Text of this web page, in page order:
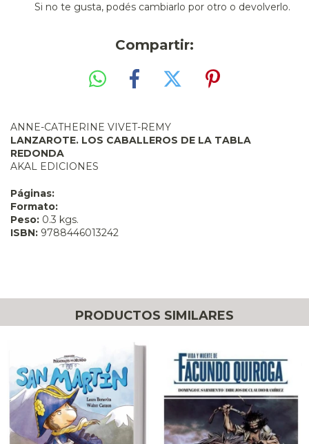
Si no te gusta, podés cambiarlo por otro o devolverlo.
Compartir:
ANNE-CATHERINE VIVET-REMY
LANZAROTE. LOS CABALLEROS DE LA TABLA
REDONDA
AKAL EDICIONES
Páginas:
Formato:
Peso: 0.3 kgs.
ISBN: 9788446013242
PRODUCTOS SIMILARES